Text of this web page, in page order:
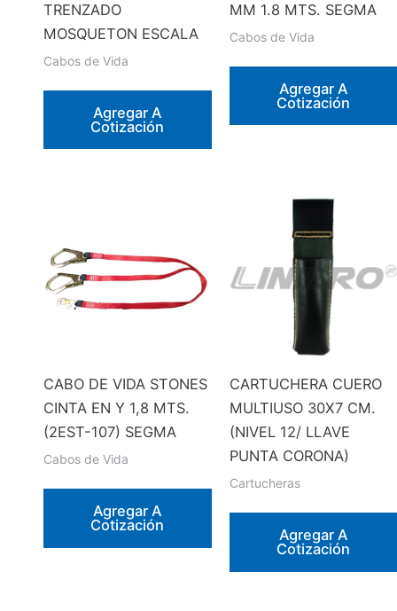
TRENZADO
MOSQUETON ESCALA
Cabos de Vida
Agregar A
Cotización
MM 1.8 MTS. SEGMA
Cabos de Vida
Agregar A
Cotización
CABO DE VIDA STONES
CINTA EN Y 1,8 MTS.
(2EST-107) SEGMA
Cabos de Vida
Agregar A
Cotización
CARTUCHERA CUERO
MULTIUSO 30X7 CM.
(NIVEL 12/ LLAVE
PUNTA CORONA)
Cartucheras
Agregar A
Cotización